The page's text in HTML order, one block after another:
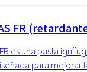
FR
FR es una pasta
para mejorar